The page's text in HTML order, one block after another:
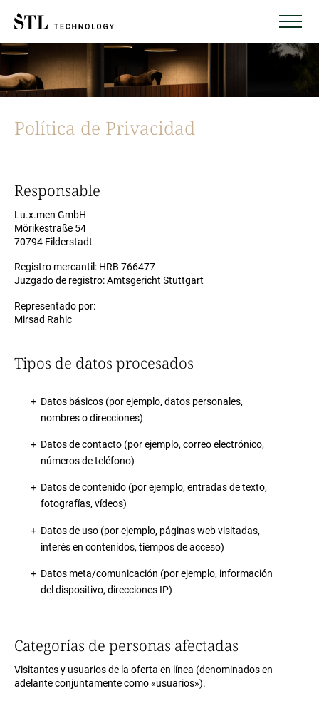
Política de Privacidad
Responsable
Lu.x.men GmbH
Mörikestraße 54
70794 Filderstadt
Registro mercantil: HRB 766477
Juzgado de registro: Amtsgericht Stuttgart
Representado por:
Mirsad Rahic
Tipos de datos procesados
Datos básicos (por ejemplo, datos personales,
nombres o direcciones)
Datos de contacto (por ejemplo, correo electrónico,
números de teléfono)
Datos de contenido (por ejemplo, entradas de texto,
fotografías, vídeos)
Datos de uso (por ejemplo, páginas web visitadas,
interés en contenidos, tiempos de acceso)
Datos meta/comunicación (por ejemplo, información
del dispositivo, direcciones IP)
Categorías de personas afectadas
Visitantes y usuarios de la oferta en línea (denominados en
adelante conjuntamente como «usuarios»).